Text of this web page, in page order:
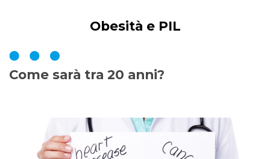
Obesità e PIL
Come sarà tra 20 anni?